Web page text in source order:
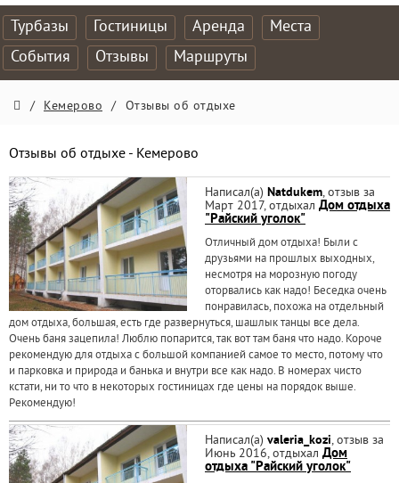
Турбазы Гостиницы Аренда
Места
События
Отзывы Маршруты
/ Кемерово / Отзывы об отдыхе
Отзывы об отдыхе - Кемерово
Написал(а) Natdukem, отзыв за
Март 2017, отдыхал Дом отдыха
"Райский уголок"
Отличный дом отдыха! Были с
друзьями на прошлых выходных,
несмотря на морозную погоду
оторвались как надо! Беседка очень
понравилась, похожа на отдельный
дом отдыха, большая, есть где развернуться, шашлык танцы все дела.
Очень баня зацепила! Люблю попарится, так вот там баня что надо. Короче
рекомендую для отдыха с большой компанией самое то место, потому что
и парковка и природа и банька и внутри все как надо. В номерах чисто
кстати, ни то что в некоторых гостиницах где цены на порядок выше.
Рекомендую!
Написал(а) valeria_kozi, отзыв за
Июнь 2016, отдыхал Дом
отдыха "Райский уголок"